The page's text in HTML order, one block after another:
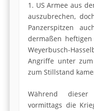
1. US Armee aus
auszubrechen,
Panzerspitzen
dermaßen
Weyerbusch-
Angriffe unter
zum Stillstand
Während
vormittags die